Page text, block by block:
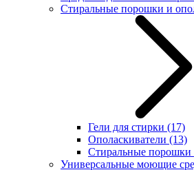
Стиральные порошки и
Гели для стирки (17)
Ополаскиватели (13)
Стиральные порошки
Универсальные моющие